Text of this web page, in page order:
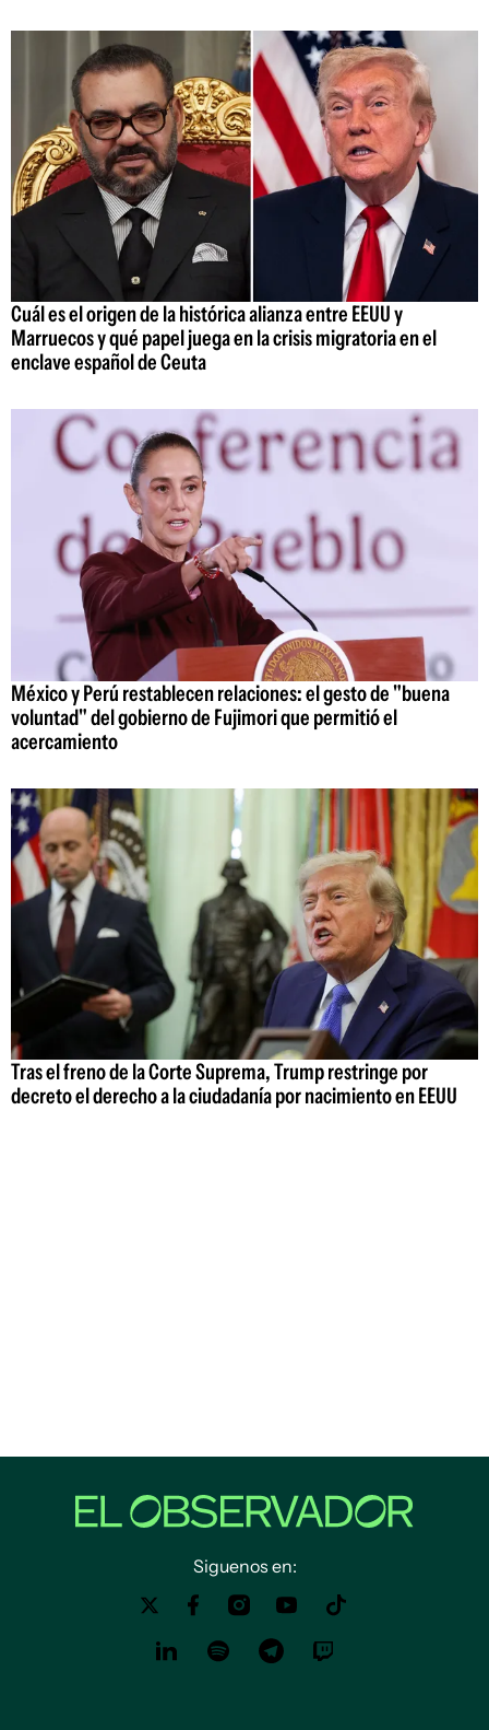
Cuál es el origen de la histórica alianza entre EEUU y
Marruecos y qué papel juega en la crisis migratoria en el
enclave español de Ceuta
México y Perú restablecen relaciones: el gesto de "buena
voluntad" del gobierno de Fujimori que permitió el
acercamiento
Tras el freno de la Corte Suprema, Trump restringe por
decreto el derecho a la ciudadanía por nacimiento en EEUU
Siguenos en: